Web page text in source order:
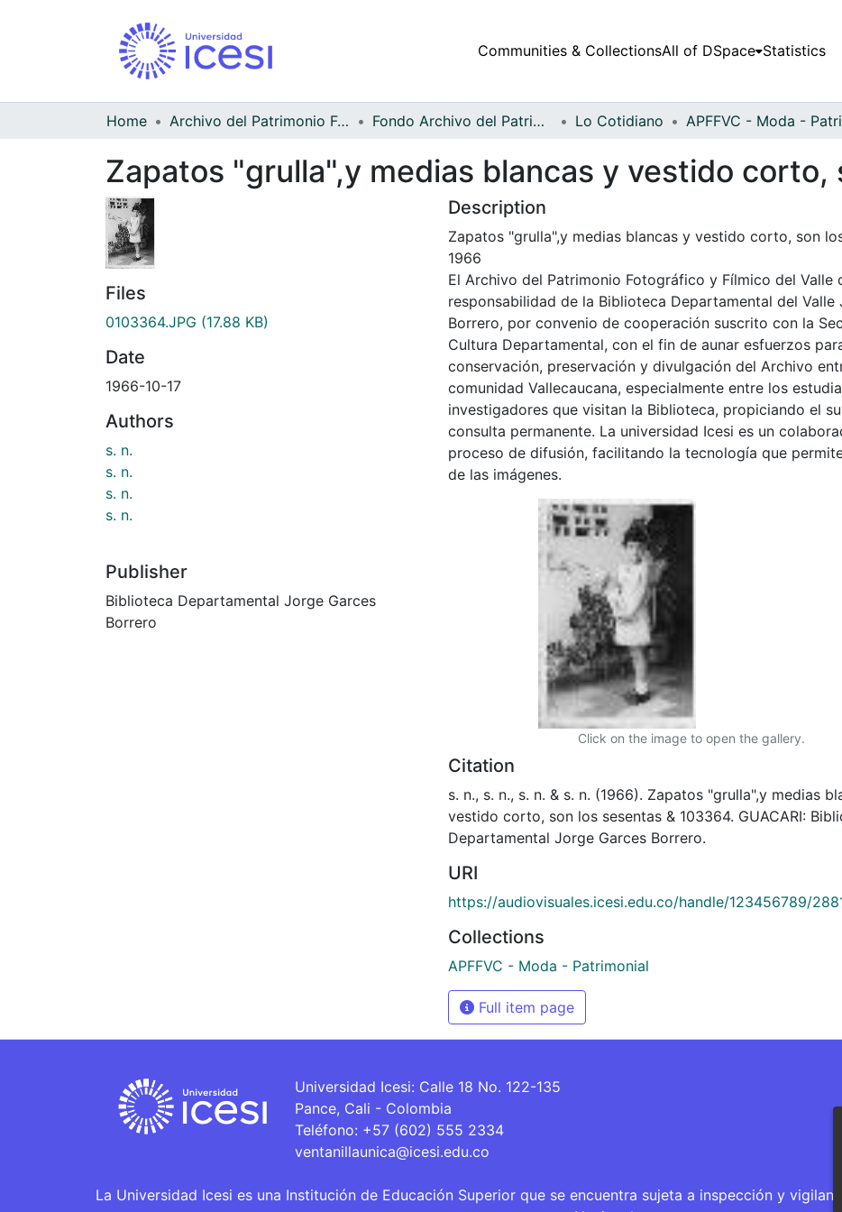
Communities & CollectionsAll of DSpace Statistics
Home Archivo del Patrimonio Fotográfico y Fílmico del Valle del Cauca Fondo Archivo del Patrimonio Fotográfico y Fílmico del Valle del Cauca Lo Cotidiano
Zapatos "grulla",y medias blancas y vestido corto,
Files
0103364.JPG (17.88 KB)
Date
1966-10-17
Authors
s. n.
s. n.
s. n.
s. n.
Publisher
Biblioteca Departamental Jorge Garces
Borrero
Description
Zapatos "grulla",y medias blancas y vestido corto, son
1966
El Archivo del Patrimonio Fotográfico y Fílmico del Valle
responsabilidad de la Biblioteca Departamental del Valle
Borrero, por convenio de cooperación suscrito con la
Cultura Departamental, con el fin de aunar esfuerzos
conservación, preservación y divulgación del Archivo
comunidad Vallecaucana, especialmente entre los
investigadores que visitan la Biblioteca, propiciando el
consulta permanente. La universidad Icesi es un
proceso de difusión, facilitando la tecnología que
de las imágenes.
Click on the image to open the gallery.
Citation
s. n., s. n., s. n. & s. n. (1966). Zapatos "grulla",y medias
vestido corto, son los sesentas & 103364. GUACARI:
Departamental Jorge Garces Borrero.
URI
https://audiovisuales.icesi.edu.co/handle/123456789/
Collections
APFFVC - Moda - Patrimonial
Full item page
Universidad Icesi: Calle 18 No. 122-135
Pance, Cali - Colombia
Teléfono: +57 (602) 555 2334
ventanillaunica@icesi.edu.co
La Universidad Icesi es una Institución de Educación Superior que se encuentra sujeta a inspección y